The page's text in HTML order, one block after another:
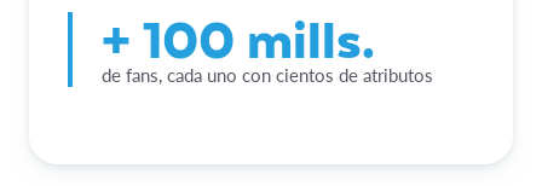
+ 100 mills.
de fans, cada uno con cientos de atributos